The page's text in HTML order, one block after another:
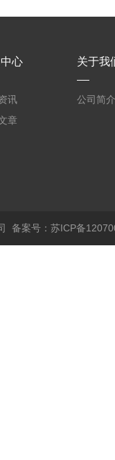
心
讯
章
关于我
公司简介
备案号：苏ICP备